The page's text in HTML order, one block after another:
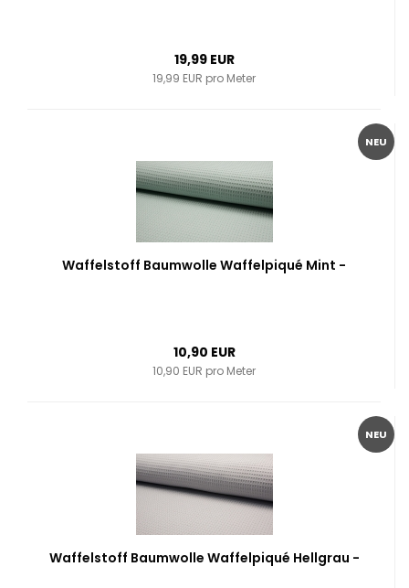
19,99 EUR
19,99 EUR pro Meter
NEU
Waffelstoff Baumwolle Waffelpiqué Mint -
10,90 EUR
10,90 EUR pro Meter
NEU
Waffelstoff Baumwolle Waffelpiqué Hellgrau -